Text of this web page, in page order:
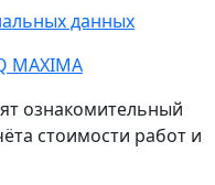
данных
MAXIMA
ознакомительный
стоимости работ и